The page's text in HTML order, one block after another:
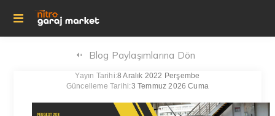
Blog Paylaşımlarına Dön
Yayın Tarihi:8 Aralık 2022 Perşembe
Güncelleme Tarihi:3 Temmuz 2026 Cuma